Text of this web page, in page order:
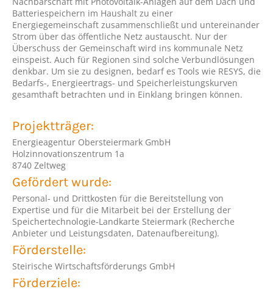
Batteriespeichern im Haushalt zu einer
Energiegemeinschaft zusammenschließt und untereinander
Strom über das öffentliche Netz austauscht. Nur der
Überschuss der Gemeinschaft wird ins kommunale Netz
einspeist. Auch für Regionen sind solche Verbundlösungen
denkbar. Um sie zu designen, bedarf es Tools wie RESYS, die
Bedarfs-, Energieertrags- und Speicherleistungskurven
gesamthaft betrachten und in Einklang bringen können.
Projektträger:
Energieagentur Obersteiermark GmbH
Holzinnovationszentrum 1a
8740 Zeltweg
Gefördert wurde:
Personal- und Drittkosten für die Bereitstellung von
Expertise und für die Mitarbeit bei der Erstellung der
Speichertechnologie-Landkarte Steiermark (Recherche
Anbieter und Leistungsdaten, Datenaufbereitung).
Förderstelle:
Steirische Wirtschaftsförderungs GmbH
Förderziele: